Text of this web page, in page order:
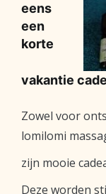
eens
een
korte
vakantie
Zowel voor
lomilomi
zijn mooie
Deze worden